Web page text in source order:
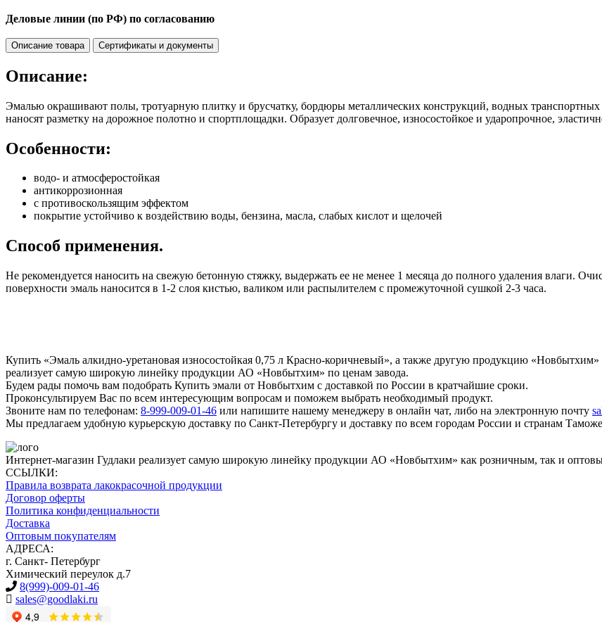
Деловые линии (по РФ) по согласованию
Описание товара Сертификаты и документы
Описание:
Эмалью окрашивают полы, тротуарную плитку и брусчатку, бордюры металлических конструкций, водных
наносят разметку на дорожное полотно и спортплощадки. Образует долговечное, износостойкое и ударопрочное,
Особенности:
водо- и атмосферостойкая
антикоррозионная
с противоскользящим эффектом
покрытие устойчиво к воздействию воды, бензина, масла, слабых кислот и щелочей
Способ применения.
Не рекомендуется наносить на свежую бетонную стяжку, выдержать ее не менее 1 месяца до полного удаления влаги.
поверхности эмаль наносится в 1-2 слоя кистью, валиком или распылителем с промежуточной сушкой 2-3 часа.
Купить «Эмаль алкидно-уретановая износостойкая 0,75 л Красно-коричневый», а также другую продукцию
реализует самую широкую линейку продукции АО «Новбытхим» по ценам завода.
Будем рады помочь вам подобрать Купить эмали от Новбытхим с доставкой по России в кратчайшие сроки.
Проконсультируем Вас по всем интересующим вопросам и поможем выбрать необходимый продукт.
Звоните нам по телефонам: 8-999-009-01-46 или напишите нашему менеджеру в онлайн чат, либо на электронную почту
Мы предлагаем удобную курьерскую доставку по Санкт-Петербургу и доставку по всем городам России и странам
Интернет-магазин Гудлаки реализует самую широкую линейку продукции АО «Новбытхим» как розничным, так и
ССЫЛКИ:
Правила возврата лакокрасочной продукции
Договор оферты
Политика конфиденциальности
Доставка
Оптовым покупателям
АДРЕСА:
г. Санкт- Петербург
Химический переулок д.7
8(999)-009-01-46
sales@goodlaki.ru